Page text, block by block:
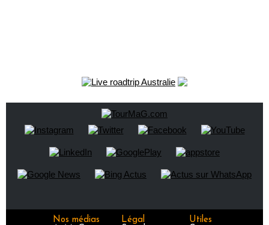
Nos médias
Légal
Utiles